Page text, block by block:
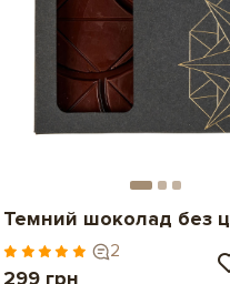
Темний шоколад без
2
299 грн